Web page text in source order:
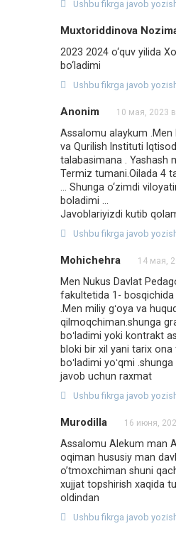
Ushbu fikrga javob
Muxtoriddinova
2023 2024 o‘quv yilida
bo‘ladimi
Ushbu fikrga javob
Anonim 10 мая, 2023
Assalomu alaykum
va Qurilish Instituti
talabasimana . Yashash
Termiz tumani.Oilada 4
… Shunga o‘zimdi
boladimi …
Javoblariyizdi kutib
Ushbu fikrga javob
Mohichehra 14 мая,
Men Nukus Davlat
fakultetida 1- bosqichida
.Men miliy gʻoya va
qilmoqchiman.shunga
boʻladimi yoki kontrakt
bloki bir xil yani tarix
boʻladimi yoʻqmi
javob uchun raxmat
Ushbu fikrga javob
Murodilla 16 июня,
Assalomu Alekum man
oqiman hususiy man
o’tmoxchiman shuni
xujjat topshirish xaqida
oldindan
Ushbu fikrga javob